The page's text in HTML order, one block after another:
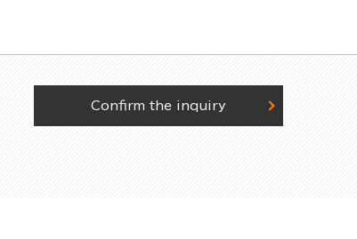
Confirm the inquiry